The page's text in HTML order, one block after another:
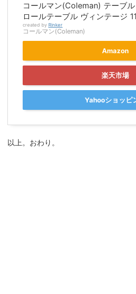
コールマン(Coleman) テーブ
ロールテーブル ヴィンテージ
created by Rinker
コールマン(Coleman)
Amazon
楽天市場
Yahooショッピ
以上。おわり。